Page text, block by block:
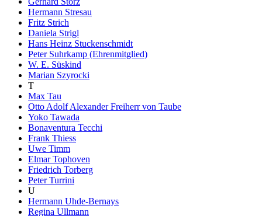
Hermann Stresau
Fritz Strich
Daniela Strigl
Hans Heinz Stuckenschmidt
Peter Suhrkamp (Ehrenmitglied)
W. E. Süskind
Marian Szyrocki
T
Max Tau
Otto Adolf Alexander Freiherr von Taube
Yoko Tawada
Bonaventura Tecchi
Frank Thiess
Uwe Timm
Elmar Tophoven
Friedrich Torberg
Peter Turrini
U
Hermann Uhde-Bernays
Regina Ullmann